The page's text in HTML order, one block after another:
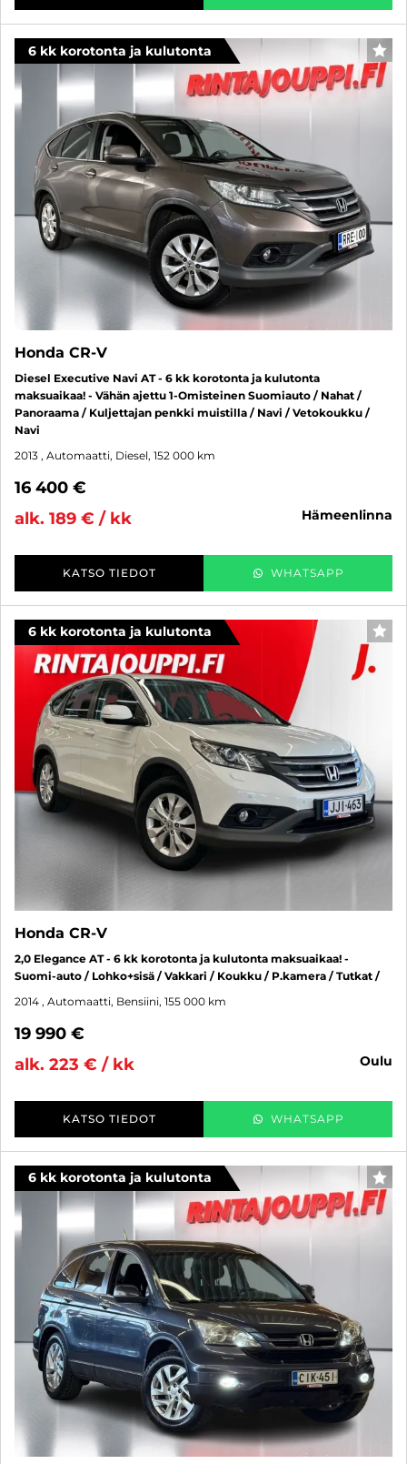
6 kk korotonta ja kulutonta
Honda CR-V
Diesel Executive Navi AT - 6 kk korotonta ja kulutonta
maksuaikaa! - Vähän ajettu 1-Omisteinen Suomiauto / Nahat /
Panoraama / Kuljettajan penkki muistilla / Navi / Vetokoukku /
Navi
2013 , Automaatti, Diesel, 152 000 km
16 400 €
alk. 189 € / kk
hämeenlinna
KATSO TIEDOT WHATSAPP
6 kk korotonta ja kulutonta
Honda CR-V
2,0 Elegance AT - 6 kk korotonta ja kulutonta maksuaikaa! -
Suomi-auto / Lohko+sisä / Vakkari / Koukku / P.kamera / Tutkat /
2014 , Automaatti, Bensiini, 155 000 km
19 990 €
alk. 223 € / kk
oulu
KATSO TIEDOT WHATSAPP
6 kk korotonta ja kulutonta